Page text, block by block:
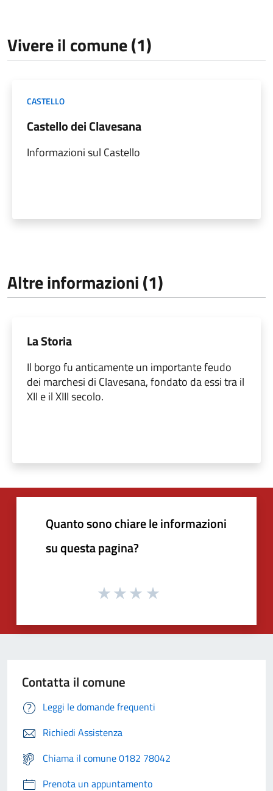
Vivere il comune (1)
CASTELLO
Castello dei Clavesana
Informazioni sul Castello
Altre informazioni (1)
La Storia
Il borgo fu anticamente un importante feudo
dei marchesi di Clavesana, fondato da essi tra il
XII e il XIII secolo.
Quanto sono chiare le informazioni
su questa pagina?
Contatta il comune
Leggi le domande frequenti
Richiedi Assistenza
Chiama il comune 0182 78042
Prenota un appuntamento